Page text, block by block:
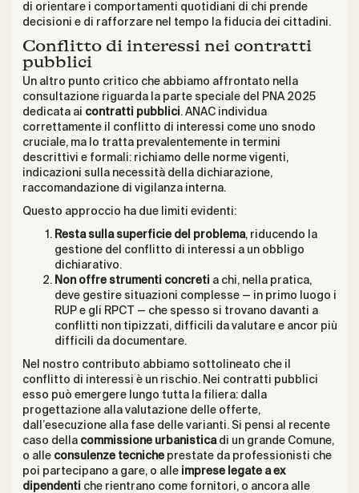
di orientare i comportamenti quotidiani di chi prende
decisioni e di rafforzare nel tempo la fiducia dei cittadini.
Conflitto di interessi nei contratti
pubblici
Un altro punto critico che abbiamo affrontato nella
consultazione riguarda la parte speciale del PNA 2025
dedicata ai contratti pubblici. ANAC individua
correttamente il conflitto di interessi come uno snodo
cruciale, ma lo tratta prevalentemente in termini
descrittivi e formali: richiamo delle norme vigenti,
indicazioni sulla necessità della dichiarazione,
raccomandazione di vigilanza interna.
Questo approccio ha due limiti evidenti:
Resta sulla superficie del problema, riducendo la
gestione del conflitto di interessi a un obbligo
dichiarativo.
Non offre strumenti concreti a chi, nella pratica,
deve gestire situazioni complesse — in primo luogo i
RUP e gli RPCT — che spesso si trovano davanti a
conflitti non tipizzati, difficili da valutare e ancor più
difficili da documentare.
Nel nostro contributo abbiamo sottolineato che il
conflitto di interessi è un rischio. Nei contratti pubblici
esso può emergere lungo tutta la filiera: dalla
progettazione alla valutazione delle offerte,
dall’esecuzione alla fase delle varianti. Si pensi al recente
caso della commissione urbanisticadi un grande Comune,
o alle consulenze tecnicheprestate da professionisti che
poi partecipano a gare, o alle imprese legate a ex
dipendenti che rientrano come fornitori, o ancora alle